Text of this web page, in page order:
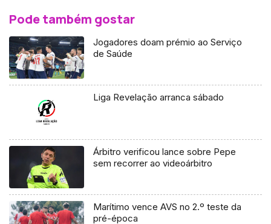
Pode também gostar
Jogadores doam prémio ao Serviço
de Saúde
Liga Revelação arranca sábado
Árbitro verificou lance sobre Pepe
sem recorrer ao videoárbitro
Marítimo vence AVS no 2.º teste da
pré-época